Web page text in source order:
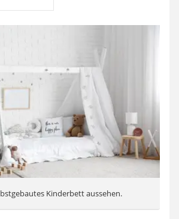
Kinderbett aussehen.